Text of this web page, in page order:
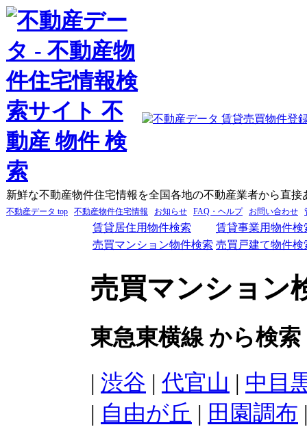
新鮮な不動産物件住宅情報を全国各地の不動産業者から直接
不動産データ top 不動産物件住宅情報 お知らせ FAQ・ヘルプ お問い合わせ
賃貸居住用物件検索
賃貸事業用物件検
売買マンション物件検索 売買戸建て物件検
売買マンション
東急東横線 から検索
| 渋谷 | 代官山 | 中目
| 自由が丘 | 田園調布